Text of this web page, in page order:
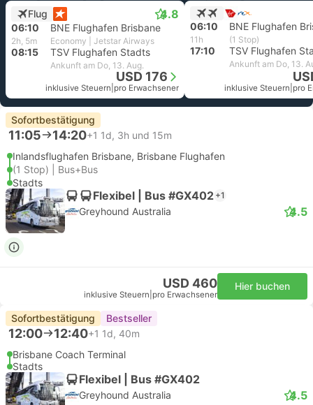
Flug
4.8
06:10 BNE Flughafen Brisbane
2h, 5m Economy | Jetstar Airways
08:15 TSV Flughafen Stadts
Ankunft am Do, 13. Aug.
USD 176
inklusive Steuern pro Erwachsener
06:10 BNE Flughafen
11h (1 Stop)
17:10 TSV Flughafen
Ankunft am Do, 13.
inklusive Steuern pro
Sofortbestätigung
11:05 14:20+1 1d, 3h und 15m
Inlandsflughafen Brisbane, Brisbane Flughafen
(1 Stop) | Bus+Bus
Stadts
Flexibel | Bus #GX402 +1
Greyhound Australia 4.5
USD 460
inklusive Steuern pro Erwachsener
Hier buchen
Sofortbestätigung Bestseller
12:00 12:40+1 1d, 40m
Brisbane Coach Terminal
Stadts
Flexibel | Bus #GX402
Greyhound Australia 4.5